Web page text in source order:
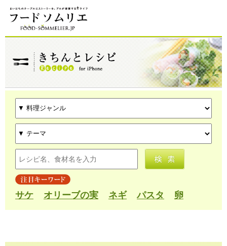
サケ オリーブの実 ネギ パスタ 卵